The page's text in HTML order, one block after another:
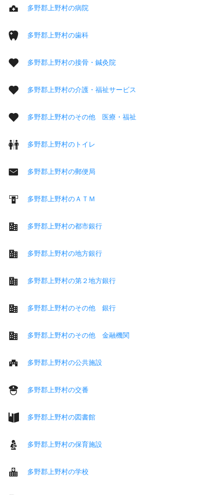
多野郡上野村の病院
多野郡上野村の歯科
多野郡上野村の接骨・鍼灸院
多野郡上野村の介護・福祉サービス
多野郡上野村のその他 医療・福祉
多野郡上野村のトイレ
多野郡上野村の郵便局
多野郡上野村のＡＴＭ
多野郡上野村の都市銀行
多野郡上野村の地方銀行
多野郡上野村の第２地方銀行
多野郡上野村のその他 銀行
多野郡上野村のその他 金融機関
多野郡上野村の公共施設
多野郡上野村の交番
多野郡上野村の図書館
多野郡上野村の保育施設
多野郡上野村の学校